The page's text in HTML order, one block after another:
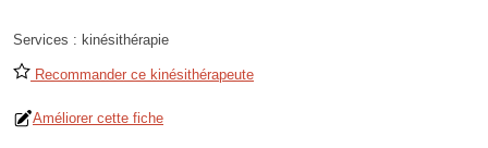
Services : kinésithérapie
Recommander ce kinésithérapeute
Améliorer cette fiche